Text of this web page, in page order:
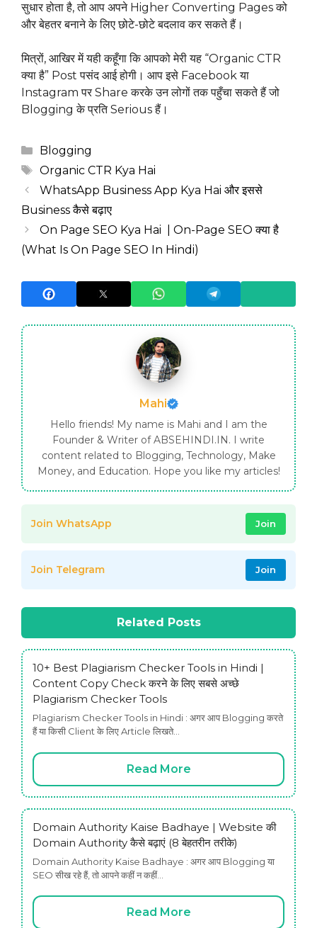
सुधार होता है, तो आप अपने Higher Converting Pages को
और बेहतर बनाने के लिए छोटे-छोटे बदलाव कर सकते हैं।
मित्रों, आखिर में यही कहूँगा कि आपको मेरी यह “Organic CTR
क्या है” Post पसंद आई होगी। आप इसे Facebook या
Instagram पर Share करके उन लोगों तक पहुँचा सकते हैं जो
Blogging के प्रति Serious हैं।
Categories
Blogging
Tags
Organic CTR Kya Hai
WhatsApp Business App Kya Hai और इससे
Business कैसे बढ़ाए
On Page SEO Kya Hai | On-Page SEO क्या है
(What Is On Page SEO In Hindi)
Mahi
Hello friends! My name is Mahi and I am the
Founder & Writer of ABSEHINDI.IN. I write
content related to Blogging, Technology, Make
Money, and Education. Hope you like my articles!
Join WhatsApp Join
Join Telegram Join
Related Posts
10+ Best Plagiarism Checker Tools in Hindi |
Content Copy Check करने के लिए सबसे अच्छे
Plagiarism Checker Tools
Plagiarism Checker Tools in Hindi : अगर आप Blogging करते
हैं या किसी Client के लिए Article लिखते…
Read More
Domain Authority Kaise Badhaye | Website की
Domain Authority कैसे बढ़ाएं (8 बेहतरीन तरीके)
Domain Authority Kaise Badhaye : अगर आप Blogging या
SEO सीख रहे हैं, तो आपने कहीं न कहीं…
Read More